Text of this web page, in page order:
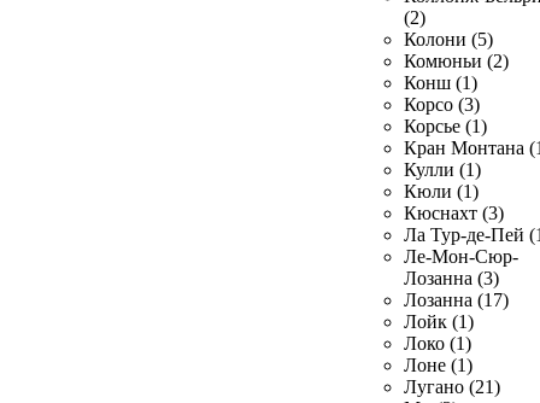
(2)
Колони (5)
Комюньи (2)
Конш (1)
Корсо (3)
Корсье (1)
Кран Монтана
Кулли (1)
Кюли (1)
Кюснахт (3)
Ла Тур-де-Пей
Ле-Мон-Сюр-
Лозанна (3)
Лозанна (17)
Лойк (1)
Локо (1)
Лоне (1)
Лугано (21)